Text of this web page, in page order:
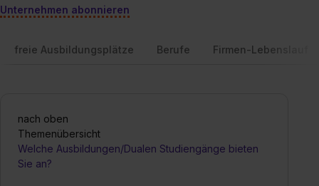
Unternehmen abonnieren
freie Ausbildungsplätze Berufe Firmen-Lebenslauf
nach oben
Themenübersicht
Welche Ausbildungen/Dualen Studiengänge bieten
Sie an?